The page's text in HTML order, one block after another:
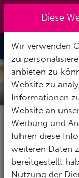
Pauschalereise
Reise-Zeitraum
Diese
Wir verwenden
zu
anbieten zu
Website zu
Informationen
Website an
Werbung und
führen diese
weiteren Daten
bereitgestellt
Nutzung der